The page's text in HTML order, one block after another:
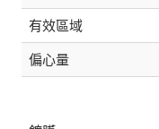
有效區域
偏心量